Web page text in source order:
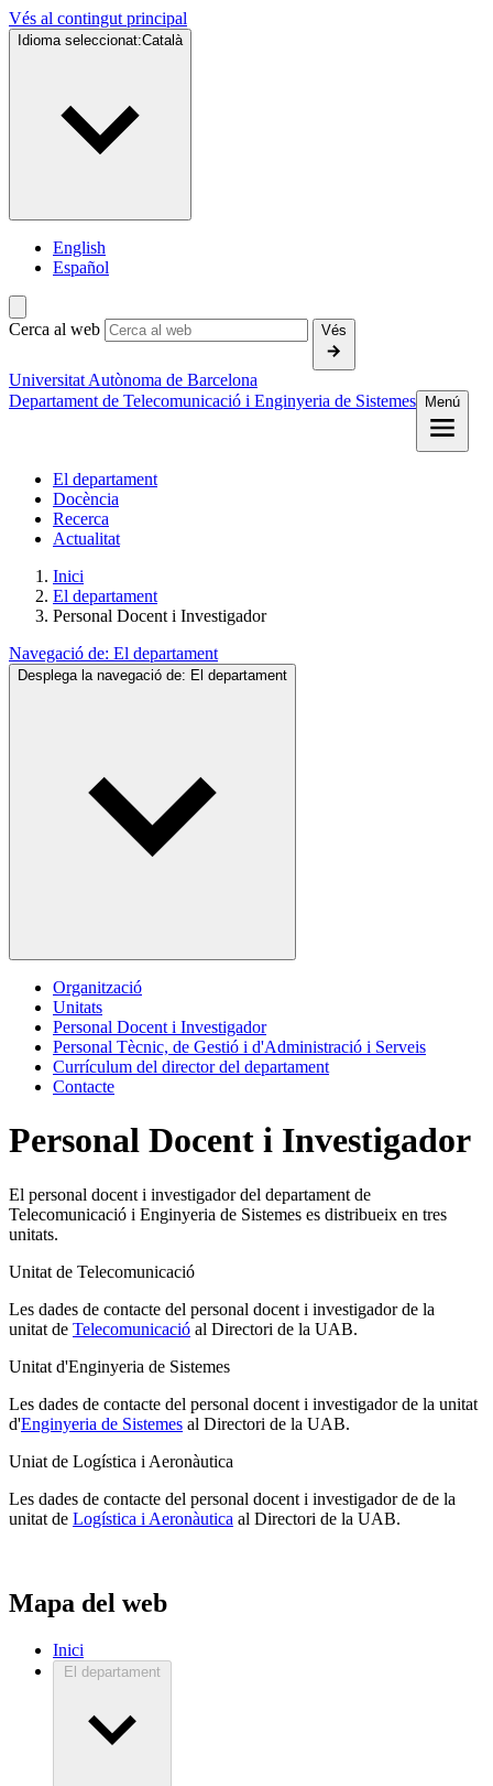
Vés al contingut principal
Idioma seleccionat:Català
English
Español
Cerca al web Vés
Universitat Autònoma de Barcelona
Departament de Telecomunicació i Enginyeria de Sistemes
Menú
El departament
Docència
Recerca
Actualitat
Inici
El departament
Personal Docent i Investigador
Navegació de: El departament
Desplega la navegació de: El departament
Organització
Unitats
Personal Docent i Investigador
Personal Tècnic, de Gestió i d'Administració i Serveis
Currículum del director del departament
Contacte
Personal Docent i Investigador
El personal docent i investigador del departament de
Telecomunicació i Enginyeria de Sistemes es distribueix en tres
unitats.
Unitat de Telecomunicació
Les dades de contacte del personal docent i investigador de la
unitat de Telecomunicació al Directori de la UAB.
Unitat d'Enginyeria de Sistemes
Les dades de contacte del personal docent i investigador de la unitat
d'Enginyeria de Sistemes al Directori de la UAB.
Uniat de Logística i Aeronàutica
Les dades de contacte del personal docent i investigador de de la
unitat de Logística i Aeronàutica al Directori de la UAB.
Mapa del web
Inici
El departament